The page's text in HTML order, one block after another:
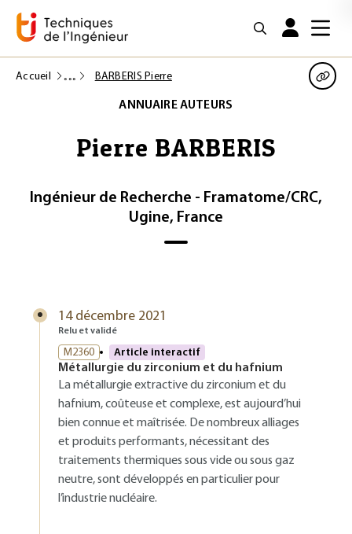
Accueil BARBERIS Pierre
ANNUAIRE AUTEURS
Pierre BARBERIS
Ingénieur de Recherche - Framatome/CRC,
Ugine, France
14 décembre 2021
Relu et validé
M2360 Article interactif
Métallurgie du zirconium et du hafnium
La métallurgie extractive du zirconium et du
hafnium, coûteuse et complexe, est aujourd’hui
bien connue et maîtrisée. De nombreux alliages
et produits performants, nécessitant des
traitements thermiques sous vide ou sous gaz
neutre, sont développés en particulier pour
l’industrie nucléaire.